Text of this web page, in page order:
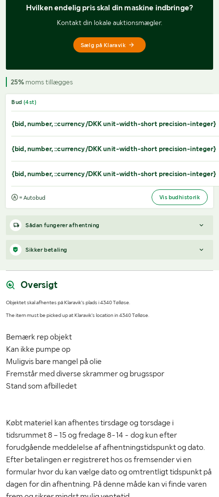
Hvilken endelig pris skal din maskine indbringe?
Kontakt din lokale auktionsmægler.
Sælg på Klaravik
25% moms tillægges
Bud (4st)
{bid, number, ::currency/DKK unit-width-short precision-integer}
{bid, number, ::currency/DKK unit-width-short precision-integer}
{bid, number, ::currency/DKK unit-width-short precision-integer}
= Autobud Vis budhistorik
Sådan fungerer afhentning
Objektet skal afhentes på Klaravik's plads i 4340 Tølløse.
The item must be picked up at Klaravik's location in 4340
Tølløse.
The purchased object can only be collected on Tuesdays and
Thursdays between 9 and 15 and Fridays 8-14. phone during this
Sikker betaling
Når du vinder et bud, modtager du en faktura fra Payex til din e-
mailadresse den dag, auktionen slutter.
Oversigt
Objektet skal afhentes på Klaravik's plads i 4340 Tølløse.
The item must be picked up at Klaravik's location in 4340 Tølløse.
Bemærk rep objekt
Kan ikke pumpe op
Muligvis bare mangel på olie
Fremstår med diverse skrammer og brugsspor
Stand som afbilledet
Købt materiel kan afhentes tirsdage og torsdage i
tidsrummet 8 – 15 og fredage 8-14 - dog kun efter
forudgående meddelelse af afhentningstidspunkt og dato.
Efter betalingen er registreret hos os fremsender vi en
formular hvor du kan vælge dato og omtrentligt tidspunkt på
dagen for din afhentning. På denne måde kan vi finde varen